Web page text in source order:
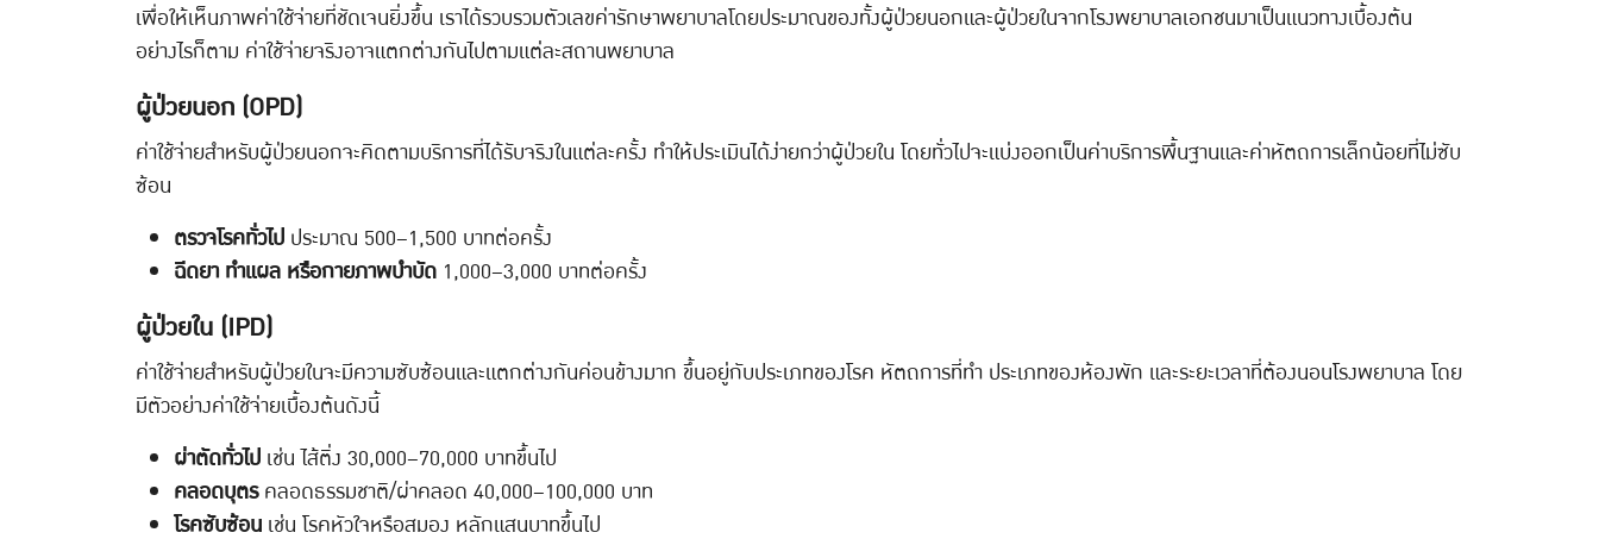
เพื่อให้เห็นภาพค่าใช้จ่ายที่ชัดเจนยิ่งขึ้น เราได้รวบรวมตัวเลขค่ารักษาพยาบาลโดยประมาณของทั้งผู้ป่วยนอกและผู้ป่วยในจากโรงพยาบาลเอกชนมาเป็นแนวทางเบื้องต้น
อย่างไรก็ตาม ค่าใช้จ่ายจริงอาจแตกต่างกันไปตามแต่ละสถานพยาบาล
ผู้ป่วยนอก (OPD)
ค่าใช้จ่ายสำหรับผู้ป่วยนอกจะคิดตามบริการที่ได้รับจริงในแต่ละครั้ง ทำให้ประเมินได้ง่ายกว่าผู้ป่วยใน โดยทั่วไปจะแบ่งออกเป็นค่าบริการพื้นฐานและค่าหัตถการเล็กน้อยที่ไม่ซับ
ซ้อน
ตรวจโรคทั่วไป ประมาณ 500–1,500 บาทต่อครั้ง
ฉีดยา ทำแผล หรือกายภาพบำบัด 1,000–3,000 บาทต่อครั้ง
ผู้ป่วยใน (IPD)
ค่าใช้จ่ายสำหรับผู้ป่วยในจะมีความซับซ้อนและแตกต่างกันค่อนข้างมาก ขึ้นอยู่กับประเภทของโรค หัตถการที่ทำ ประเภทของห้องพัก และระยะเวลาที่ต้องนอนโรงพยาบาล โดย
มีตัวอย่างค่าใช้จ่ายเบื้องต้นดังนี้
ผ่าตัดทั่วไป เช่น ไส้ติ่ง 30,000–70,000 บาทขึ้นไป
คลอดบุตรคลอดธรรมชาติ/ผ่าคลอด 40,000–100,000 บาท
โรคซับซ้อน เช่น โรคหัวใจหรือสมอง หลักแสนบาทขึ้นไป